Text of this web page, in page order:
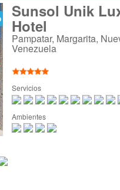
Sunsol Unik
Hotel
Pampatar, Margarita,
Venezuela
Servicios
Ambientes